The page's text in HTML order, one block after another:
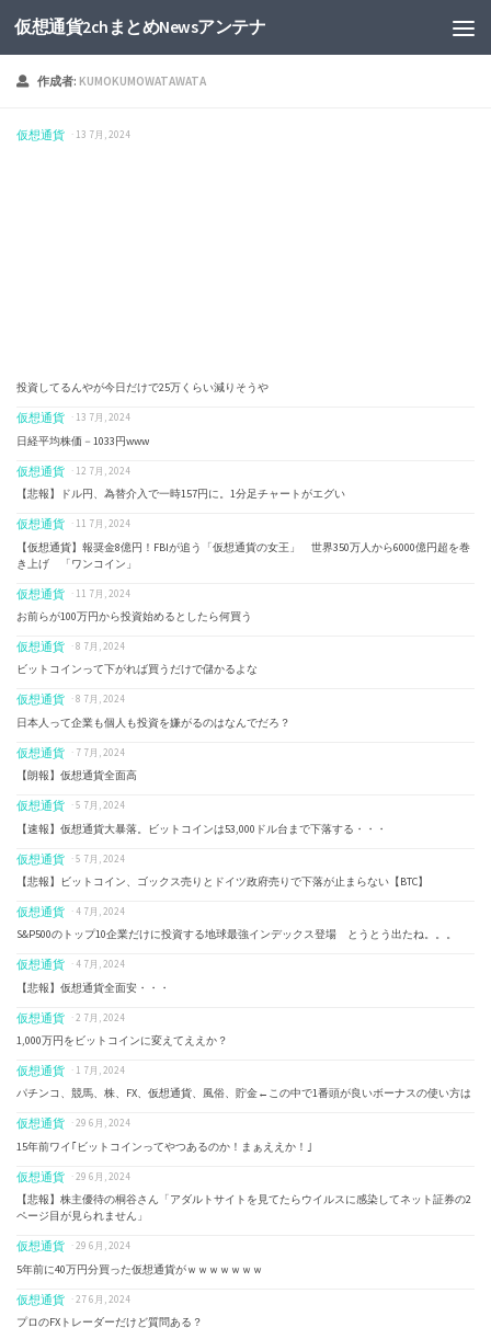
仮想通貨2chまとめNewsアンテナ
作成者: KUMOKUMOWATAWATA
仮想通貨 · 13 7月, 2024
投資してるんやが今日だけで25万くらい減りそうや
仮想通貨 · 13 7月, 2024
日経平均株価－1033円www
仮想通貨 · 12 7月, 2024
【悲報】ドル円、為替介入で一時157円に。1分足チャートがエグい
仮想通貨 · 11 7月, 2024
【仮想通貨】報奨金8億円！FBIが追う「仮想通貨の女王」 世界350万人から6000億円超を巻
き上げ 「ワンコイン」
仮想通貨 · 11 7月, 2024
お前らが100万円から投資始めるとしたら何買う
仮想通貨 · 8 7月, 2024
ビットコインって下がれば買うだけで儲かるよな
仮想通貨 · 8 7月, 2024
日本人って企業も個人も投資を嫌がるのはなんでだろ？
仮想通貨 · 7 7月, 2024
【朗報】仮想通貨全面高
仮想通貨 · 5 7月, 2024
【速報】仮想通貨大暴落。ビットコインは53,000ドル台まで下落する・・・
仮想通貨 · 5 7月, 2024
【悲報】ビットコイン、ゴックス売りとドイツ政府売りで下落が止まらない【BTC】
仮想通貨 · 4 7月, 2024
S&P500のトップ10企業だけに投資する地球最強インデックス登場 とうとう出たね。。。
仮想通貨 · 4 7月, 2024
【悲報】仮想通貨全面安・・・
仮想通貨 · 2 7月, 2024
1,000万円をビットコインに変えてええか？
仮想通貨 · 1 7月, 2024
パチンコ、競馬、株、FX、仮想通貨、風俗、貯金←この中で1番頭が良いボーナスの使い方は
仮想通貨 · 29 6月, 2024
15年前ワイ｢ビットコインってやつあるのか！まぁええか！｣
仮想通貨 · 29 6月, 2024
【悲報】株主優待の桐谷さん「アダルトサイトを見てたらウイルスに感染してネット証券の2
ページ目が見られません」
仮想通貨 · 29 6月, 2024
5年前に40万円分買った仮想通貨がｗｗｗｗｗｗｗ
仮想通貨 · 27 6月, 2024
プロのFXトレーダーだけど質問ある？